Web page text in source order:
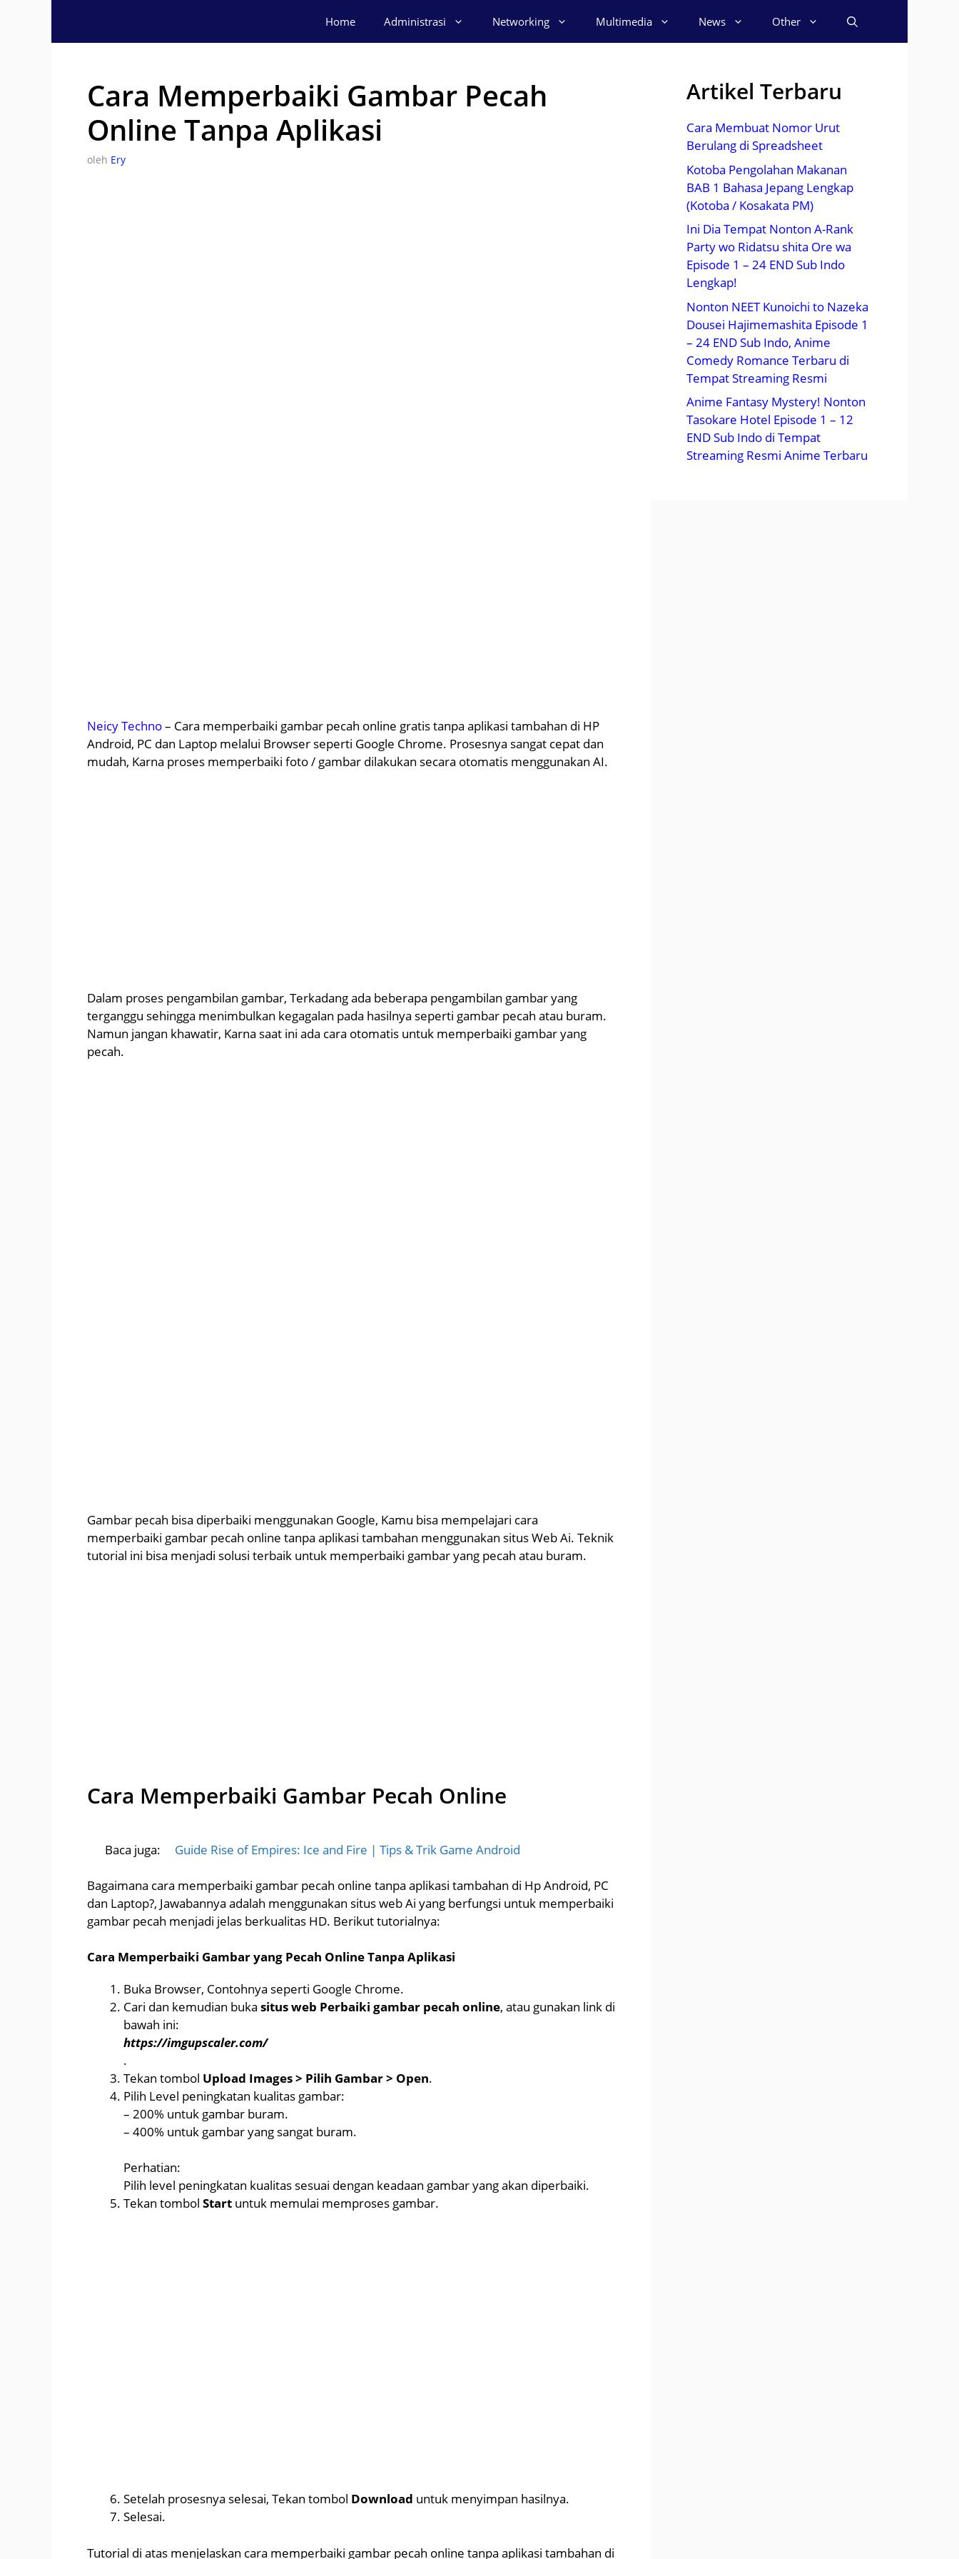
Home Administrasi Networking Multimedia News Other
Cara Memperbaiki Gambar Pecah
Online Tanpa Aplikasi
oleh Ery
Neicy Techno– Cara memperbaiki gambar pecah online gratis tanpa aplikasi tambahan di HP
Android, PC dan Laptop melalui Browser seperti Google Chrome. Prosesnya sangat cepat dan
mudah, Karna proses memperbaiki foto / gambar dilakukan secara otomatis menggunakan AI.
Dalam proses pengambilan gambar, Terkadang ada beberapa pengambilan gambar yang
terganggu sehingga menimbulkan kegagalan pada hasilnya seperti gambar pecah atau buram.
Namun jangan khawatir, Karna saat ini ada cara otomatis untuk memperbaiki gambar yang
pecah.
Gambar pecah bisa diperbaiki menggunakan Google, Kamu bisa mempelajari cara
memperbaiki gambar pecah online tanpa aplikasi tambahan menggunakan situs Web Ai. Teknik
tutorial ini bisa menjadi solusi terbaik untuk memperbaiki gambar yang pecah atau buram.
Cara Memperbaiki Gambar Pecah Online
Baca juga: Guide Rise of Empires: Ice and Fire | Tips & Trik Game Android
Bagaimana cara memperbaiki gambar pecah online tanpa aplikasi tambahan di Hp Android, PC
dan Laptop?, Jawabannya adalah menggunakan situs web Ai yang berfungsi untuk memperbaiki
gambar pecah menjadi jelas berkualitas HD. Berikut tutorialnya:
Cara Memperbaiki Gambar yang Pecah Online Tanpa Aplikasi
Buka Browser, Contohnya seperti Google Chrome.
Cari dan kemudian buka situs web Perbaiki gambar pecah online, atau gunakan link di
bawah ini:
https://imgupscaler.com/
.
Tekan tombol Upload Images > Pilih Gambar > Open.
Pilih Level peningkatan kualitas gambar:
– 200% untuk gambar buram.
– 400% untuk gambar yang sangat buram.
Perhatian:
Pilih level peningkatan kualitas sesuai dengan keadaan gambar yang akan diperbaiki.
Tekan tombol Start untuk memulai memproses gambar.
Setelah prosesnya selesai, Tekan tombol Download untuk menyimpan hasilnya.
Selesai.
Tutorial di atas menjelaskan cara memperbaiki gambar pecah online tanpa aplikasi tambahan di
Artikel Terbaru
Cara Membuat Nomor Urut
Berulang di Spreadsheet
Kotoba Pengolahan Makanan
BAB 1 Bahasa Jepang Lengkap
(Kotoba / Kosakata PM)
Ini Dia Tempat Nonton A-Rank
Party wo Ridatsu shita Ore wa
Episode 1 – 24 END Sub Indo
Lengkap!
Nonton NEET Kunoichi to Nazeka
Dousei Hajimemashita Episode 1
– 24 END Sub Indo, Anime
Comedy Romance Terbaru di
Tempat Streaming Resmi
Anime Fantasy Mystery! Nonton
Tasokare Hotel Episode 1 – 12
END Sub Indo di Tempat
Streaming Resmi Anime Terbaru